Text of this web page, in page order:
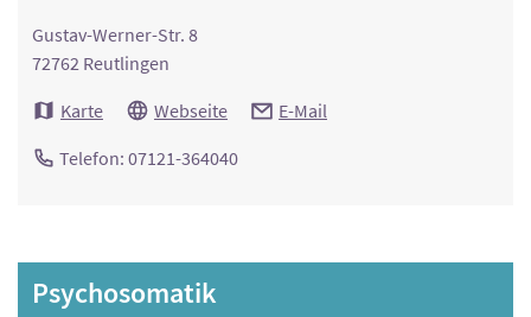
Gustav-Werner-Str. 8
72762 Reutlingen
Karte
Webseite E-Mail
Telefon: 07121-364040
Psychosomatik